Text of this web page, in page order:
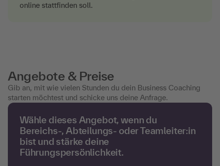
online stattfinden soll.
Angebote & Preise
Gib an, mit wie vielen Stunden du dein Business Coaching
starten möchtest und schicke uns deine Anfrage.
Wähle dieses Angebot, wenn du
Bereichs-, Abteilungs- oder Teamleiter:in
bist und stärke deine
Führungspersönlichkeit.